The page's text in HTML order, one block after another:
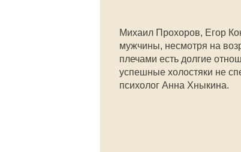
Михаил Прохоров, Егор
мужчины, несмотря на
плечами есть долгие
успешные холостяки не
психолог Анна Хныкина.